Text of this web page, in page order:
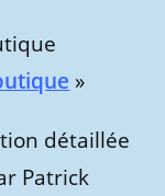
»
détaillée
Patrick